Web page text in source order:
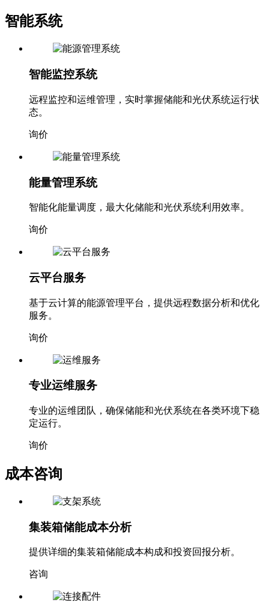
远程监控和运维管理，实时掌握储能和光伏系统运行状
态。
询价
智能化能量调度，最大化储能和光伏系统利用效率。
询价
基于云计算的能源管理平台，提供远程数据分析和优化
服务。
询价
专业运维服务
专业的运维团队，确保储能和光伏系统在各类环境下稳
定运行。
询价
集装箱储能成本分析
提供详细的集装箱储能成本构成和投资回报分析。
咨询